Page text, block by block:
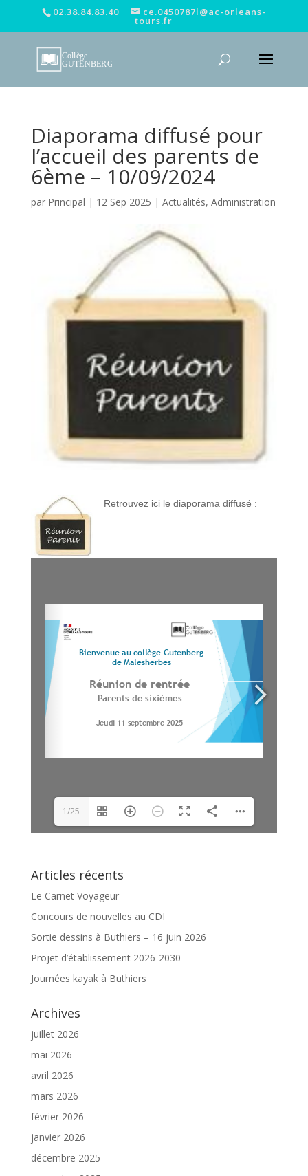
02.38.84.83.40 ce.0450787l@ac-orleans-
tours.fr
Diaporama diffusé pour
l’accueil des parents de
6ème – 10/09/2024
par Principal | 12 Sep 2025 | Actualités, Administration
Retrouvez ici le diaporama diffusé :
1/25
Articles récents
Le Carnet Voyageur
Concours de nouvelles au CDI
Sortie dessins à Buthiers – 16 juin 2026
Projet d’établissement 2026-2030
Journées kayak à Buthiers
Archives
juillet 2026
mai 2026
avril 2026
mars 2026
février 2026
janvier 2026
décembre 2025